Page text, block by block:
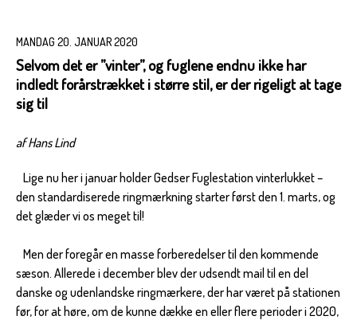
MANDAG 20. JANUAR 2020
Selvom det er ”vinter”, og fuglene endnu ikke har
indledt forårstrækket i større stil, er der rigeligt at tage
sig til
af Hans Lind
Lige nu her i januar holder Gedser Fuglestation vinterlukket –
den standardiserede ringmærkning starter først den 1. marts, og
det glæder vi os meget til!
Men der foregår en masse forberedelser til den kommende
sæson. Allerede i december blev der udsendt mail til en del
danske og udenlandske ringmærkere, der har været på stationen
før, for at høre, om de kunne dække en eller flere perioder i 2020,